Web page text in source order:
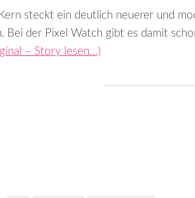
steckt ein deutlich neuerer und
Bei der Pixel Watch gibt es damit
– Story lesen…)